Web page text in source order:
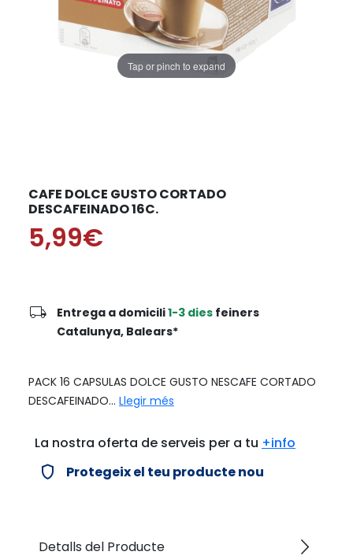
Tap or pinch to expand
CAFE DOLCE GUSTO CORTADO
DESCAFEINADO 16C.
5,99€
local_shipping Entrega a domicili1-3 dies feiners
Catalunya, Balears*
PACK 16 CAPSULAS DOLCE GUSTO NESCAFE CORTADO
DESCAFEINADO... Llegir més
La nostra oferta de serveis per a tu +info
verified_user Protegeix el teu producte nou
Detalls del Producte arrow_forward_ios